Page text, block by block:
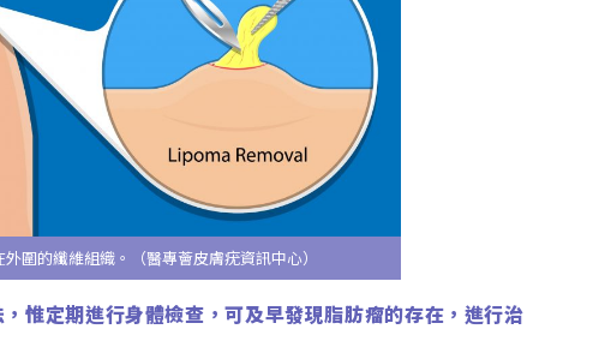
圍的纖維組織。（醫專薈皮膚疣資訊中心）
惟定期進行身體檢查，可及早發現脂肪瘤的存在，進行治